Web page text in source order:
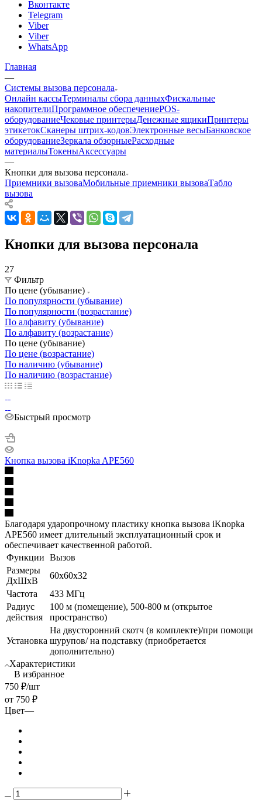
Вконтакте
Telegram
Viber
Viber
WhatsApp
Главная
—
Системы вызова персонала
Онлайн кассыТерминалы сбора данныхФискальные
накопителиПрограммное обеспечениеPOS-
оборудованиеЧековые принтерыДенежные ящикиПринтеры
этикетокСканеры штрих-кодовЭлектронные весыБанковское
оборудованиеЗеркала обзорныеРасходные
материалыТокеныАксессуары
—
Кнопки для вызова персонала
Приемники вызоваМобильные приемники вызоваТабло
вызова
Кнопки для вызова персонала
27
Фильтр
По цене (убывание)
По популярности (убывание)
По популярности (возрастание)
По алфавиту (убывание)
По алфавиту (возрастание)
По цене (убывание)
По цене (возрастание)
По наличию (убывание)
По наличию (возрастание)
Быстрый просмотр
Кнопка вызова iKnopka APE560
Благодаря ударопрочному пластику кнопка вызова iKnopka
АРЕ560 имеет длительный эксплуатационный срок и
обеспечивает качественной работой.
Функции Вызов
Размеры
ДхШхВ
60х60х32
Частота
433 МГц
Радиус
действия
100 м (помещение), 500-800 м (открытое
пространство)
Установка
На двусторонний скотч (в комплекте)/при помощи
шурупов/ на подставку (приобретается
дополнительно)
Характеристики
В избранное
750 ₽/шт
от 750 ₽
Цвет—